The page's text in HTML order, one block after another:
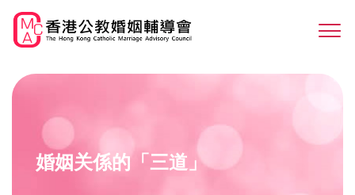
main
婚姻关係的「三道」